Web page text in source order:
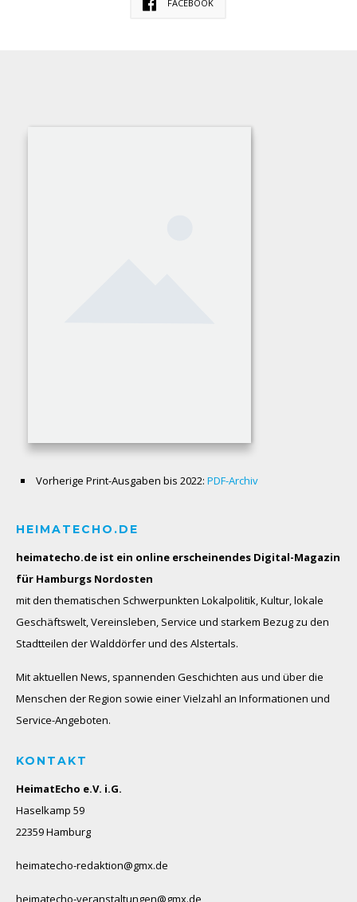
FACEBOOK
Vorherige Print-Ausgaben bis 2022: PDF-Archiv
HEIMATECHO.DE
heimatecho.de ist ein online erscheinendes Digital-Magazin
für Hamburgs Nordosten
mit den thematischen Schwerpunkten Lokalpolitik, Kultur, lokale
Geschäftswelt, Vereinsleben, Service und starkem Bezug zu den
Stadtteilen der Walddörfer und des Alstertals.
Mit aktuellen News, spannenden Geschichten aus und über die
Menschen der Region sowie einer Vielzahl an Informationen und
Service-Angeboten.
KONTAKT
HeimatEcho e.V. i.G.
Haselkamp 59
22359 Hamburg
heimatecho-redaktion@gmx.de